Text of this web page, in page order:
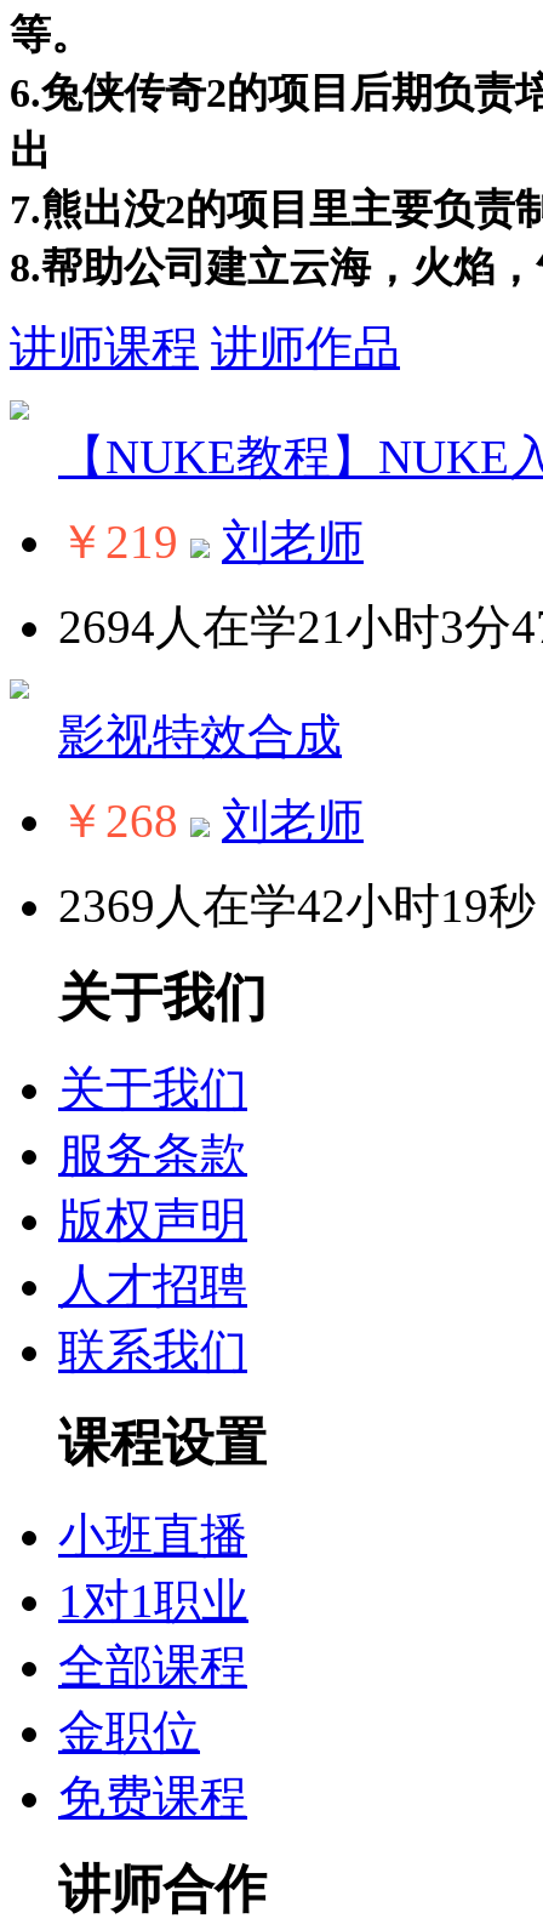
等。
6.兔侠传奇2的项目后期负责
出
7.熊出没2的项目里主要负责
8.帮助公司建立云海，火焰
讲师课程 讲师作品
【NUKE教程】NUKE
￥219
刘老师
2694人在学21小时3分
影视特效合成
￥268
刘老师
2369人在学42小时19秒
关于我们
关于我们
服务条款
版权声明
人才招聘
联系我们
课程设置
小班直播
1对1职业
全部课程
金职位
免费课程
讲师合作